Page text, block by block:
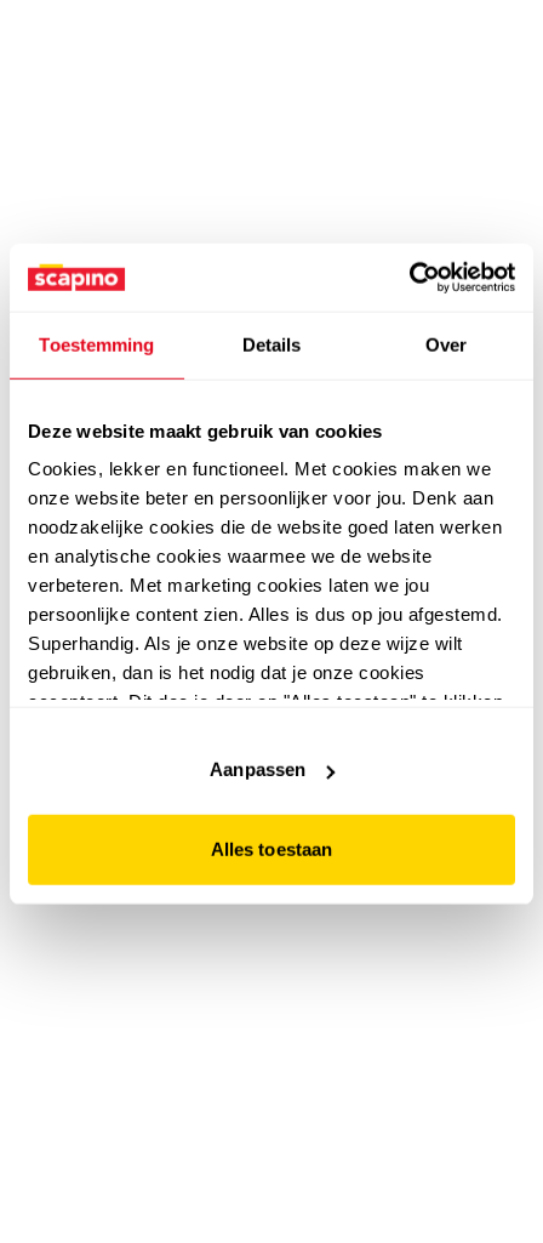
Toestemming Details Over
Deze website maakt gebruik van cookies
Cookies, lekker en functioneel. Met cookies maken we
onze website beter en persoonlijker voor jou. Denk aan
noodzakelijke cookies die de website goed laten werken
en analytische cookies waarmee we de website
verbeteren. Met marketing cookies laten we jou
persoonlijke content zien. Alles is dus op jou afgestemd.
Superhandig. Als je onze website op deze wijze wilt
gebruiken, dan is het nodig dat je onze cookies
accepteert. Dit doe je door op "Alles toestaan" te klikken.
website niet optimaal functioneert.
Aanpassen
Alles toestaan